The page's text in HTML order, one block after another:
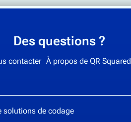
Des questions ?
contacter À propos de QR Squared
solutions de codage